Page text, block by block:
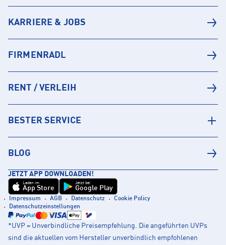
KARRIERE & JOBS
FIRMENRADL
RENT / VERLEIH
BESTER SERVICE
BLOG
JETZT APP DOWNLOADEN!
Laden im
App Store
Jetzt bei
Google Play
Impressum AGB Datenschutz
Cookie Policy
Datenschutzeinstellungen
*UVP = Unverbindliche Preisempfehlung. Die angeführten UVPs
sind die aktuellen vom Hersteller unverbindlich empfohlenen